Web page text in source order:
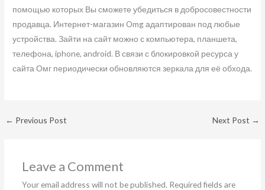
помощью которых Вы сможете убедиться в добросовестности
продавца. Интернет-магазин Omg адаптирован под любые
устройства. Зайти на сайт можно с компьютера, планшета,
телефона, iphone, android. В связи с блокировкой ресурса у
сайта Омг периодически обновляются зеркала для её обхода.
← Previous Post Next Post →
Leave a Comment
Your email address will not be published. Required fields are